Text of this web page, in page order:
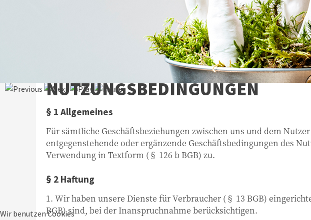
NUTZUNGSBEDINGUNGEN
§ 1 Allgemeines
Für sämtliche Geschäftsbeziehungen zwischen uns und dem
entgegenstehende oder ergänzende Geschäftsbedingungen des
Verwendung in Textform (§ 126 b BGB) zu.
§ 2 Haftung
1. Wir haben unsere Dienste für Verbraucher (§ 13 BGB)
BGB) sind, bei der Inanspruchnahme berücksichtigen.
Wir benutzen Cookies